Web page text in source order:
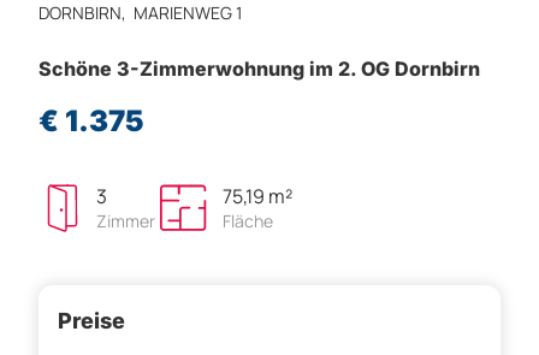
DORNBIRN, MARIENWEG 1
Schöne 3-Zimmerwohnung im 2. OG Dornbirn
€ 1.375
3
Zimmer
75,19 m²
Fläche
Preise